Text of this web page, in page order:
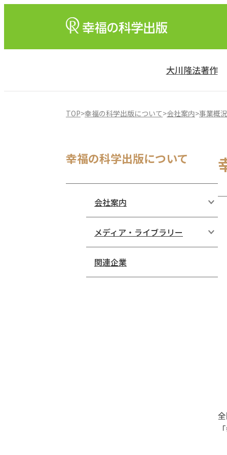
大川隆法著作
TOP>幸福の科学出版について>会社案内>事業概況
幸福の科学出版について
会社案内
会社情報
事業概況
メディア・ライブラリー
新聞広告
関連企業